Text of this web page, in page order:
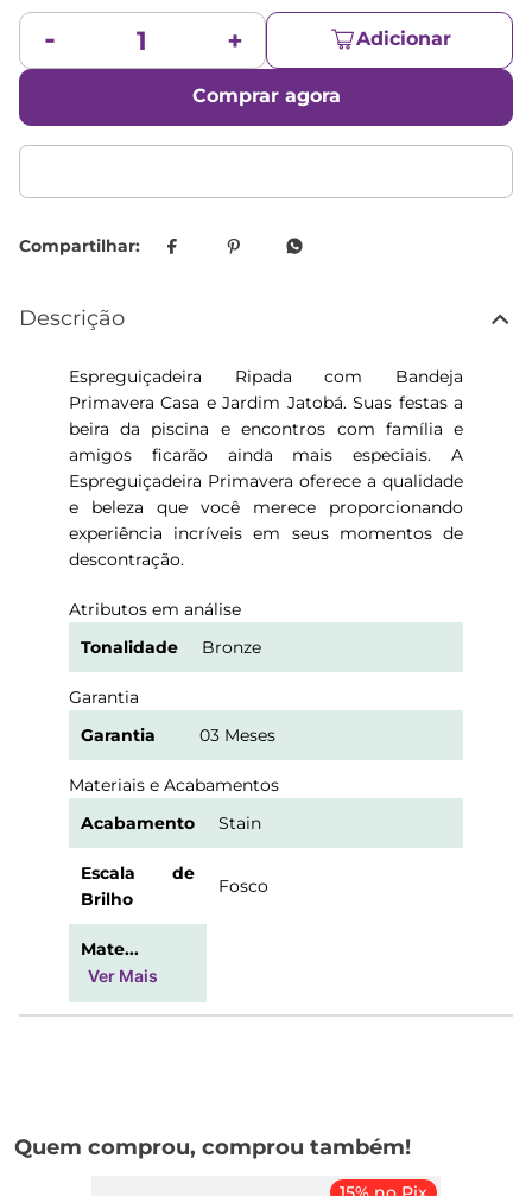
Adicionar
Comprar agora
Descrição
Espreguiçadeira Ripada com Bandeja
Primavera Casa e Jardim Jatobá. Suas festas a
beira da piscina e encontros com família e
amigos ficarão ainda mais especiais. A
Espreguiçadeira Primavera oferece a qualidade
e beleza que você merece proporcionando
experiência incríveis em seus momentos de
descontração.
Atributos em análise
Tonalidade
Bronze
Garantia
Garantia
03 Meses
Materiais e Acabamentos
Acabamento
Stain
Escala de
Brilho
Fosco
Mate...
Ver Mais
Quem comprou, comprou também!